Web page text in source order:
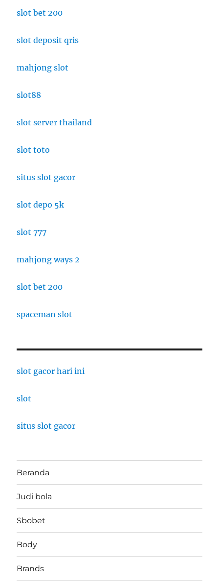
slot bet 200
slot deposit qris
mahjong slot
slot88
slot server thailand
slot toto
situs slot gacor
slot depo 5k
slot 777
mahjong ways 2
slot bet 200
spaceman slot
slot gacor hari ini
slot
situs slot gacor
Beranda
Judi bola
Sbobet
Body
Brands